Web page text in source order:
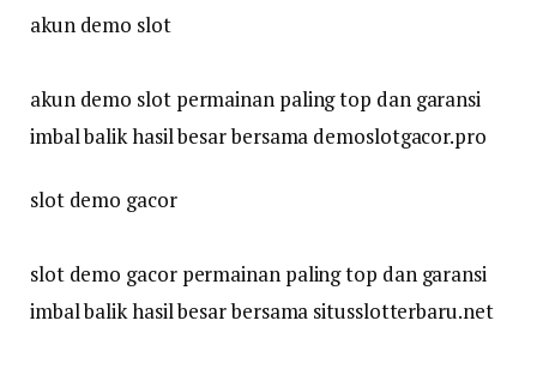
akun demo slot
akun demo slot permainan paling top dan garansi
imbal balik hasil besar bersama demoslotgacor.pro
slot demo gacor
slot demo gacor permainan paling top dan garansi
imbal balik hasil besar bersama situsslotterbaru.net